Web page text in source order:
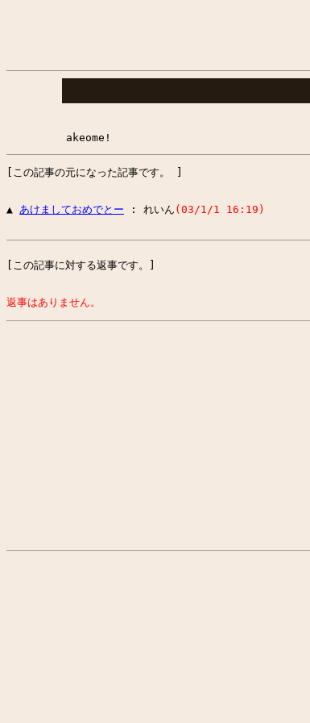
akeome!
[この記事の元になった記事です。 ]
▲ あけましておめでとー : れいん (03/1/1 16:19)
[この記事に対する返事です。]
返事はありません。